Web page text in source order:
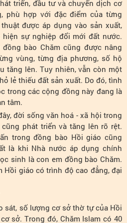
triển, đầu tư và chuyển dịch cơ
phù hợp với đặc điểm của từng
được áp dụng vào sản xuất,
sự nghiệp đổi mới đất nước.
bào Chăm cũng được nâng
vùng, từng địa phương, số hộ
tăng lên. Tuy nhiên, vẫn còn một
lẻ thiếu đất sản xuất. Do đó, tình
trong các cộng đồng này đang là
tâm.
sống văn hoá - xã hội trong
phát triển và tăng lên rõ rệt.
trong đồng bào Hồi giáo cũng
là khi Nhà nước áp dụng chính
sinh là con em đồng bào Chăm.
Hồi giáo có trình độ cao đẳng, đại
số lượng cơ sở thờ tự của Hồi
sở. Trong đó, Chăm Islam có 40